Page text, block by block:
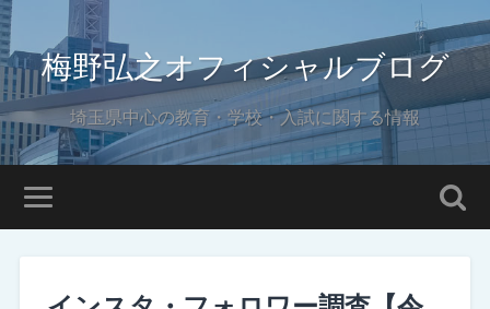
梅野弘之オフィシャルブログ
埼玉県中心の教育・学校・入試に関する情報